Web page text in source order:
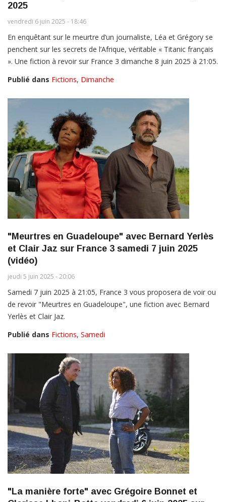
2025
vendredi 6 juin 2025 - 18:46
En enquêtant sur le meurtre d’un journaliste, Léa et Grégory se
penchent sur les secrets de l’Afrique, véritable « Titanic français
». Une fiction à revoir sur France 3 dimanche 8 juin 2025 à 21:05.
Publié dans Fictions, Dimanche
"Meurtres en Guadeloupe" avec Bernard Yerlès
et Clair Jaz sur France 3 samedi 7 juin 2025
(vidéo)
jeudi 5 juin 2025 - 20:06
Samedi 7 juin 2025 à 21:05, France 3 vous proposera de voir ou
de revoir "Meurtres en Guadeloupe", une fiction avec Bernard
Yerlès et Clair Jaz.
Publié dans Fictions, Samedi
"La manière forte" avec Grégoire Bonnet et